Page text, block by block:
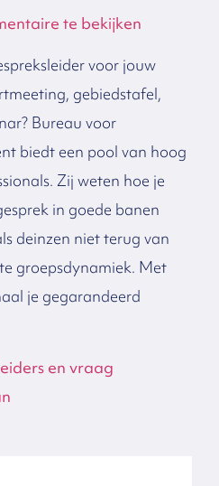
te bekijken
voor jouw
gebiedstafel,
Bureau voor
biedt een pool van hoog
Zij weten hoe je
in goede banen
deinzen niet terug van
groepsdynamiek. Met
je gegarandeerd
en vraag